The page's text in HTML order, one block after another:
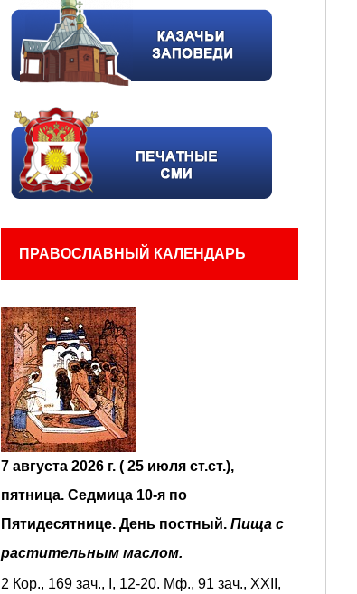
ПРАВОСЛАВНЫЙ КАЛЕНДАРЬ
7 августа 2026 г. ( 25 июля ст.ст.),
пятница. Седмица 10-я по
Пятидесятнице. День постный. Пища с
растительным маслом.
2 Кор., 169 зач., I, 12-20. Мф., 91 зач., XXII,